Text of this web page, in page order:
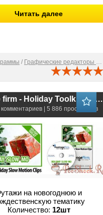
Читать далее
/ Графические редакторы (2D)
Footage firm - Holiday Toolkit Slow Motion Stock Footage
комментариев | 5 886 просмотров
на новогоднюю и
тематику
Количество: 12шт